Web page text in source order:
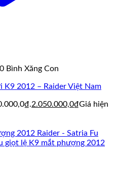
Bình Xăng Con
K9 2012 – Raider Việt Nam
2.050.000,0₫Giá hiện